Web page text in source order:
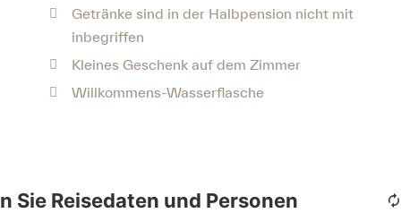
Getränke sind in der Halbpension nicht mit
inbegriffen
Kleines Geschenk auf dem Zimmer
Willkommens-Wasserflasche
Sie Reisedaten und Personen